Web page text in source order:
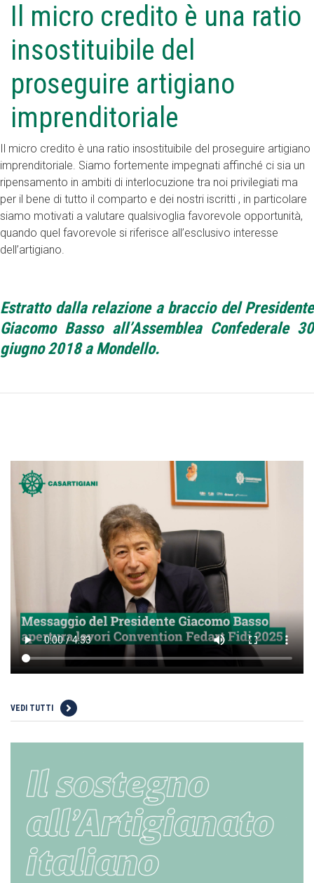
Il micro credito è una ratio
insostituibile del
proseguire artigiano
imprenditoriale
Il micro credito è una ratio insostituibile del proseguire artigiano
imprenditoriale. Siamo fortemente impegnati affinché ci sia un
ripensamento in ambiti di interlocuzione tra noi privilegiati ma
per il bene di tutto il comparto e dei nostri iscritti , in particolare
siamo motivati a valutare qualsivoglia favorevole opportunità,
quando quel favorevole si riferisce all’esclusivo interesse
dell’artigiano.
Estratto dalla relazione a braccio del Presidente
Giacomo Basso all’Assemblea Confederale 30
giugno 2018 a Mondello.
VEDI TUTTI